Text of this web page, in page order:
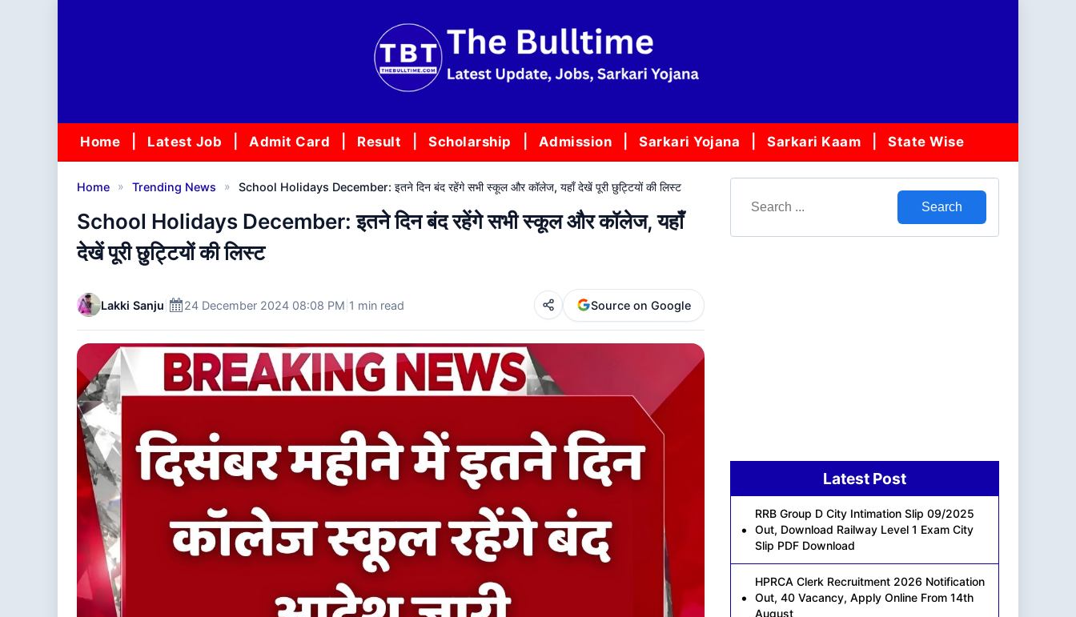
Home Latest Job Admit Card Result Scholarship Admission Sarkari Yojana Sarkari Kaam State Wise
Home » Trending News » School Holidays December: इतने दिन बंद रहेंगे सभी स्कूल और कॉलेज, यहाँ देखें पूरी छुट्टियों की लिस्ट
School Holidays December: इतने दिन बंद रहेंगे सभी स्कूल और कॉलेज, यहाँ
देखें पूरी छुट्टियों की लिस्ट
Lakki Sanju 24 December 2024 08:08 PM 1 min read Source on Google
Search
Latest Post
RRB Group D City Intimation Slip 09/2025
Out, Download Railway Level 1 Exam City
Slip PDF Download
HPRCA Clerk Recruitment 2026 Notification
Out, 40 Vacancy, Apply Online From 14th
August